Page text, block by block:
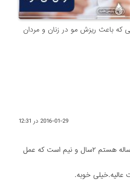
که باعث ریزش مو در زنان و مردان
2016-01-29 در 12:31
من پسری ۲۲ساله هستم ۲سال و نیم است که عمل
عالیه.خیلی خوبه.